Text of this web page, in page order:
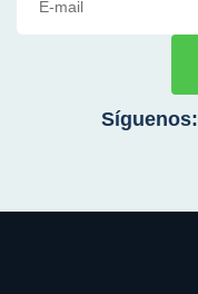
Síguenos: